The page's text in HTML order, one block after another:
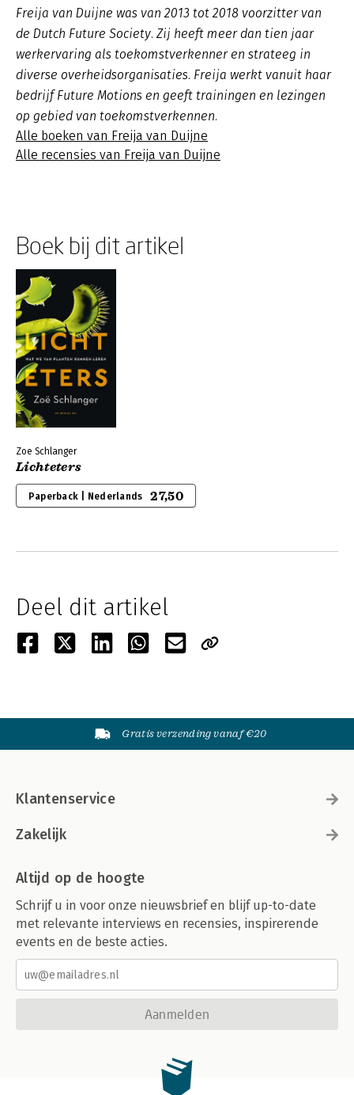
Freija van Duijne was van 2013 tot 2018 voorzitter van
de Dutch Future Society. Zij heeft meer dan tien jaar
werkervaring als toekomstverkenner en strateeg in
diverse overheidsorganisaties. Freija werkt vanuit haar
bedrijf Future Motions en geeft trainingen en lezingen
op gebied van toekomstverkennen.
Alle boeken van Freija van Duijne
Alle recensies van Freija van Duijne
Boek bij dit artikel
Zoe Schlanger
Lichteters
Paperback | Nederlands 27,50
Deel dit artikel
Gratis verzending vanaf €20
Klantenservice
Zakelijk
Altijd op de hoogte
Schrijf u in voor onze nieuwsbrief en blijf up-to-date
met relevante interviews en recensies, inspirerende
events en de beste acties.
Aanmelden